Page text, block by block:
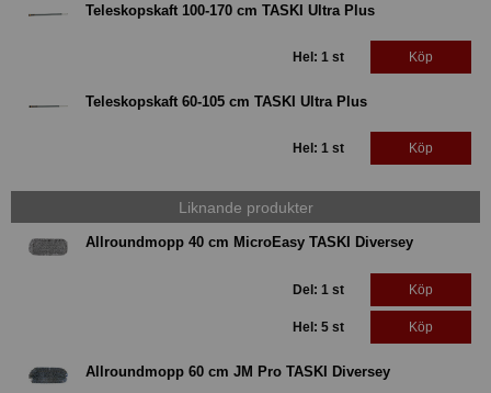
Teleskopskaft 100-170 cm TASKI Ultra Plus
Hel: 1 st Köp
Teleskopskaft 60-105 cm TASKI Ultra Plus
Hel: 1 st Köp
Liknande produkter
Allroundmopp 40 cm MicroEasy TASKI Diversey
Del: 1 st Köp
Hel: 5 st Köp
Allroundmopp 60 cm JM Pro TASKI Diversey